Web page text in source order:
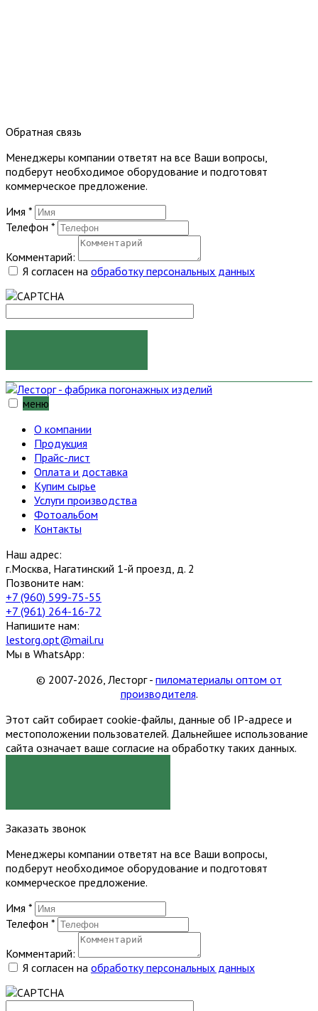
Обратная связь
Менеджеры компании ответят на все Ваши вопросы,
подберут необходимое оборудование и подготовят
коммерческое предложение.
Имя *
Телефон *
Комментарий:
Я согласен на обработку персональных данных
меню
О компании
Продукция
Прайс-лист
Оплата и доставка
Купим сырье
Услуги производства
Фотоальбом
Контакты
Наш адрес:
г.Москва, Нагатинский 1-й проезд, д. 2
Позвоните нам:
+7 (960) 599-75-55
+7 (961) 264-16-72
Напишите нам:
lestorg.opt@mail.ru
Мы в WhatsApp:
© 2007-2026, Лесторг - пиломатериалы оптом от
производителя.
Этот сайт собирает cookie-файлы, данные об IP-адресе и
местоположении пользователей. Дальнейшее использование
сайта означает ваше согласие на обработку таких данных.
Заказать звонок
Менеджеры компании ответят на все Ваши вопросы,
подберут необходимое оборудование и подготовят
коммерческое предложение.
Имя *
Телефон *
Комментарий:
Я согласен на обработку персональных данных